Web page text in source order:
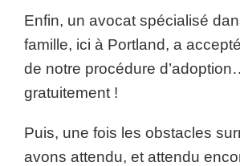
Enfin, un avocat spécialisé
famille, ici à Portland, a
de notre procédure
gratuitement !
Puis, une fois les obstacles
avons attendu, et attendu